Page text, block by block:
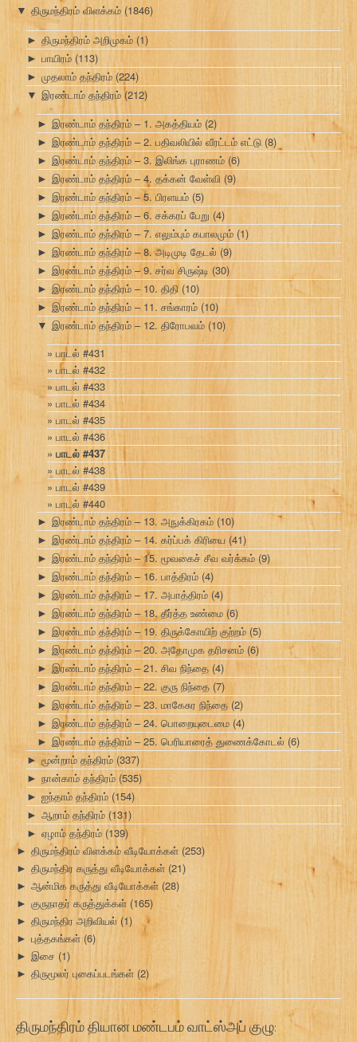
▼ திருமந்திரம் விளக்கம் (1846)
► திருமந்திரம் அறிமுகம் (1)
► பாயிரம் (113)
► முதலாம் தந்திரம் (224)
▼ இரண்டாம் தந்திரம்(212)
► இரண்டாம் தந்திரம் – 1. அகத்தியம் (2)
► இரண்டாம் தந்திரம் – 2. பதிவலியில் வீரட்டம் எட்டு (8)
► இரண்டாம் தந்திரம் – 3. இலிங்க புராணம் (6)
► இரண்டாம் தந்திரம் – 4. தக்கன் வேள்வி (9)
► இரண்டாம் தந்திரம் – 5. பிரளயம் (5)
► இரண்டாம் தந்திரம் – 6. சக்கரப் பேறு (4)
► இரண்டாம் தந்திரம் – 7. எலும்பும் கபாலமும் (1)
► இரண்டாம் தந்திரம் – 8. அடிமுடி தேடல் (9)
► இரண்டாம் தந்திரம் – 9. சர்வ சிருஷ்டி (30)
► இரண்டாம் தந்திரம் – 10. திதி(10)
► இரண்டாம் தந்திரம் – 11. சங்காரம் (10)
▼ இரண்டாம் தந்திரம் – 12. திரோபவம் (10)
பாடல் #431
பாடல் #432
பாடல் #433
பாடல் #434
பாடல் #435
பாடல் #436
பாடல் #437
பாடல் #438
பாடல் #439
பாடல் #440
► இரண்டாம் தந்திரம் – 13. அநுக்கிரகம் (10)
► இரண்டாம் தந்திரம் – 14. கர்ப்பக் கிரியை (41)
► இரண்டாம் தந்திரம் – 15. மூவகைச் சீவ வர்க்கம் (9)
► இரண்டாம் தந்திரம் – 16. பாத்திரம் (4)
► இரண்டாம் தந்திரம் – 17. அபாத்திரம் (4)
► இரண்டாம் தந்திரம் – 18. தீர்த்த உண்மை (6)
► இரண்டாம் தந்திரம் – 19. திருக்கோயிற் குற்றம் (5)
► இரண்டாம் தந்திரம் – 20. அதோமுக தரிசனம் (6)
► இரண்டாம் தந்திரம் – 21. சிவ நிந்தை (4)
► இரண்டாம் தந்திரம் – 22. குரு நிந்தை (7)
► இரண்டாம் தந்திரம் – 23. மாகேசுர நிந்தை (2)
► இரண்டாம் தந்திரம் – 24. பொறையுடைமை (4)
► இரண்டாம் தந்திரம் – 25. பெரியாரைத் துணைக்கோடல் (6)
► மூன்றாம் தந்திரம் (337)
► நான்காம் தந்திரம் (535)
► ஐந்தாம் தந்திரம் (154)
► ஆறாம் தந்திரம் (131)
► ஏழாம் தந்திரம் (139)
► திருமந்திரம் விளக்கம் வீடியோக்கள் (253)
► திருமந்திர கருத்து வீடியோக்கள் (21)
► ஆன்மிக கருத்து வீடியோக்கள் (28)
► குருநாதர் கருத்துக்கள் (165)
► திருமந்திர அறிவியல் (1)
► புத்தகங்கள் (6)
► இசை (1)
► திருமூலர் புகைப்படங்கள் (2)
திருமந்திரம் தியான மண்டபம் வாட்ஸ்அப் குழு: